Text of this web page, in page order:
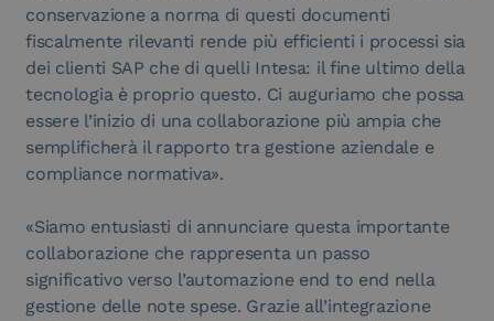
conservazione a norma di questi documenti
fiscalmente rilevanti rende più efficienti i processi sia
dei clienti SAP che di quelli Intesa: il fine ultimo della
tecnologia è proprio questo. Ci auguriamo che possa
essere l’inizio di una collaborazione più ampia che
semplificherà il rapporto tra gestione aziendale e
compliance normativa».
«Siamo entusiasti di annunciare questa importante
collaborazione che rappresenta un passo
significativo verso l’automazione end to end nella
gestione delle note spese. Grazie all’integrazione